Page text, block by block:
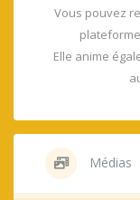
Vous pouvez
Elle anime
Médias